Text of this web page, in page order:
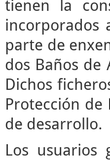
tienen la
incorporados
parte de
dos Baños de
Dichos
Protección
de desarrollo.
Los usuarios